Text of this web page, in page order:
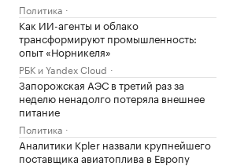
Политика
Как ИИ-агенты и облако
трансформируют промышленность:
опыт «Норникеля»
РБК и Yandex Cloud
Запорожская АЭС в третий раз за
неделю ненадолго потеряла внешнее
питание
Политика
Аналитики Kpler назвали крупнейшего
поставщика авиатоплива в Европу